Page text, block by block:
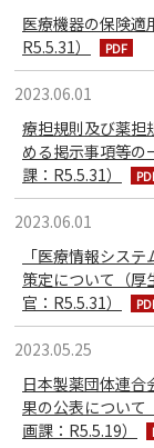
医療機器の保険適
R5.5.31）
2023.06.01
療担規則及び薬担
める掲示事項等の
課：R5.5.31）
2023.06.01
「医療情報シス
策定について（厚
官：R5.5.31）
2023.05.25
日本製薬団体連
果の公表について
画課：R5.5.19）